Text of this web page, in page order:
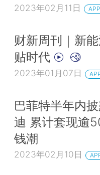
2023年02月11日
财新周刊｜新
贴时代
2023年01月07日
巴菲特半年内
迪 累计套现逾
钱潮
2023年02月10日